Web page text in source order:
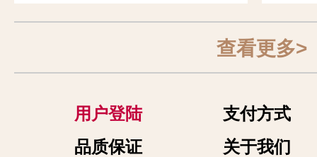
查看更多>
用户登陆
支付方式
品质保证
关于我们